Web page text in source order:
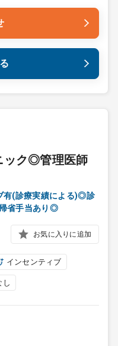
ック◎管理医師
有(診療実績による)◎診
省手当あり◎
お気に入りに追加
インセンティブ
し